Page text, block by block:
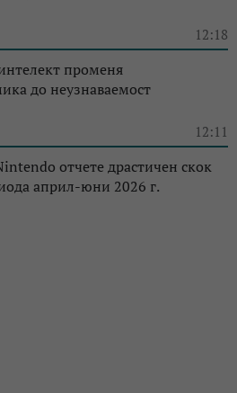
12:18
променя
до неузнаваемост
12:11
отчете драстичен скок
април-юни 2026 г.